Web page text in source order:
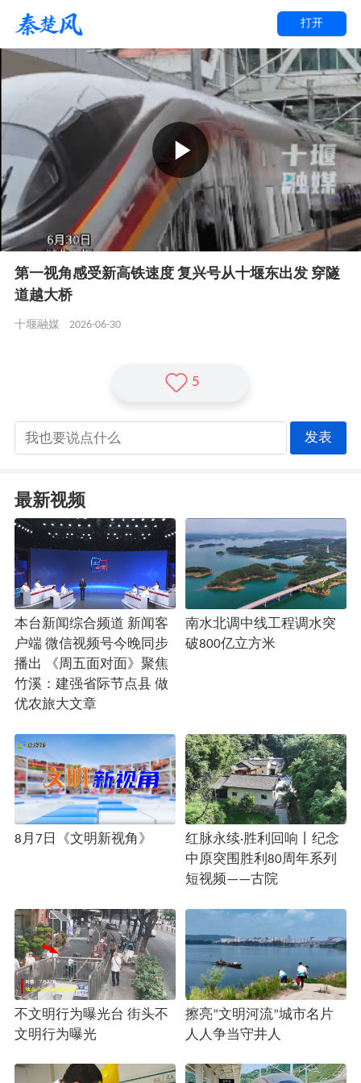
打开
第一视角感受新高铁速度 复兴号从十堰东出发 穿隧
道越大桥
十堰融媒 2026-06-30
5
发表
最新视频
本台新闻综合频道 新闻客
户端 微信视频号今晚同步
播出 《周五面对面》聚焦
竹溪：建强省际节点县 做
优农旅大文章
南水北调中线工程调水突
破800亿立方米
8月7日《文明新视角》
红脉永续·胜利回响丨纪念
中原突围胜利80周年系列
短视频——古院
不文明行为曝光台 街头不
文明行为曝光
擦亮“文明河流”城市名片
人人争当守井人